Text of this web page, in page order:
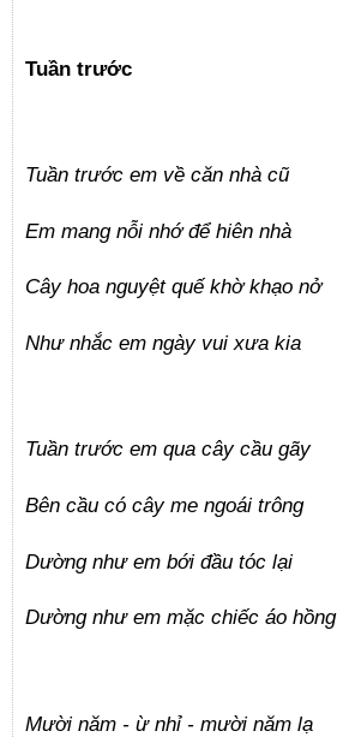
Tuần trước
Tuần trước em về căn nhà cũ
Em mang nỗi nhớ để hiên nhà
Cây hoa nguyệt quế khờ khạo nở
Như nhắc em ngày vui xưa kia
Tuần trước em qua cây cầu gãy
Bên cầu có cây me ngoái trông
Dường như em bới đầu tóc lại
Dường như em mặc chiếc áo hồng
Mười năm - ừ nhỉ - mười năm lạ